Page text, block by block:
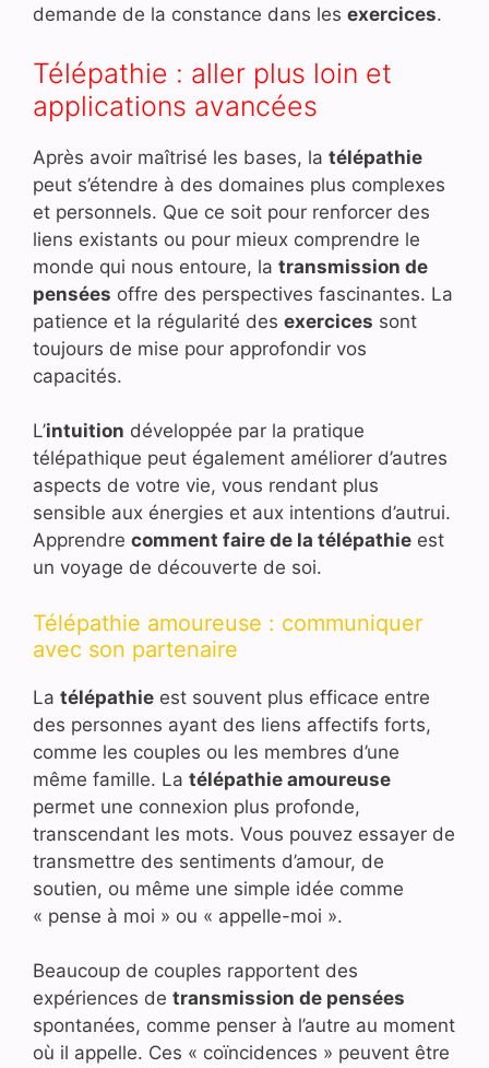
demande de la constance dans les exercices.
Télépathie : aller plus loin et
applications avancées
Après avoir maîtrisé les bases, la télépathie
peut s’étendre à des domaines plus complexes
et personnels. Que ce soit pour renforcer des
liens existants ou pour mieux comprendre le
monde qui nous entoure, la transmission de
pensées offre des perspectives fascinantes. La
patience et la régularité des exercices sont
toujours de mise pour approfondir vos
capacités.
L’intuition développée par la pratique
télépathique peut également améliorer d’autres
aspects de votre vie, vous rendant plus
sensible aux énergies et aux intentions d’autrui.
Apprendre comment faire de la télépathie est
un voyage de découverte de soi.
Télépathie amoureuse : communiquer
avec son partenaire
La télépathie est souvent plus efficace entre
des personnes ayant des liens affectifs forts,
comme les couples ou les membres d’une
même famille. La télépathie amoureuse
permet une connexion plus profonde,
transcendant les mots. Vous pouvez essayer de
transmettre des sentiments d’amour, de
soutien, ou même une simple idée comme
« pense à moi » ou « appelle-moi ».
Beaucoup de couples rapportent des
expériences de transmission de pensées
spontanées, comme penser à l’autre au moment
où il appelle. Ces « coïncidences » peuvent être